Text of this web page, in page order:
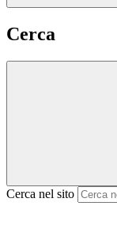
Cerca
Cerca nel sito